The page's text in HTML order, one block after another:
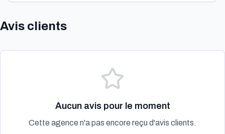
Avis clients
Aucun avis pour le moment
Cette agence n'a pas encore reçu d'avis clients.